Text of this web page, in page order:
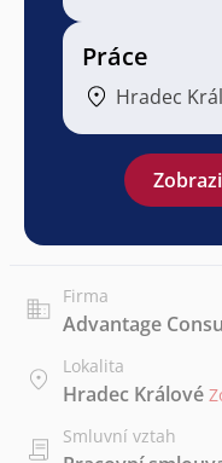
Práce
Hradec
Firma
Advantage
Lokalita
Hradec Králové
Smluvní vztah